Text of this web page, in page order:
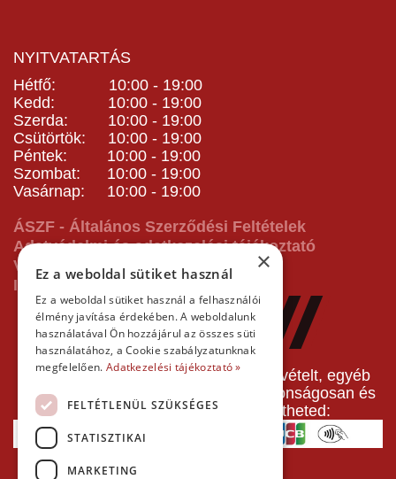
NYITVATARTÁS
Hétfő: 10:00 - 19:00
Kedd: 10:00 - 19:00
Szerda: 10:00 - 19:00
Csütörtök: 10:00 - 19:00
Péntek: 10:00 - 19:00
Szombat: 10:00 - 19:00
Vasárnap: 10:00 - 19:00
ÁSZF - Általános Szerződési Feltételek
Adatvédelmi és adatkezelési tájékoztató
Vásárlás előtti tájékoztató
Impresszum
A pályafoglalást, gokartverseny részvételt, egyéb
termékeinket, szolgáltatásainkat biztonságosan és
gyorsan bankkártyával is kifizetheted:
×
Ez a weboldal sütiket használ
Ez a weboldal sütiket használ a felhasználói
élmény javítása érdekében. A weboldalunk
használatával Ön hozzájárul az összes süti
használatához, a Cookie szabályzatunknak
megfelelően. Adatkezelési tájékoztató »
FELTÉTLENÜL SZÜKSÉGES
STATISZTIKAI
MARKETING